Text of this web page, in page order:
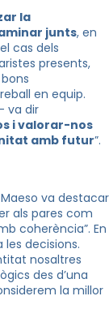
la
junts, en
cas dels
presents,
en equip.
va dir
i valorar-nos
amb futur”.
va destacar
als pares com
coherència”. En
decisions.
nosaltres
des d’una
la millor